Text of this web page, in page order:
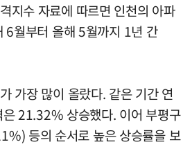
지수 자료에 따르면 인천의 아파
6월부터 올해 5월까지 1년 간
가장 많이 올랐다. 같은 기간 연
은 21.32% 상승했다. 이어 부평구
등의 순서로 높은 상승률을 보